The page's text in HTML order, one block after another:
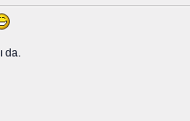
da.